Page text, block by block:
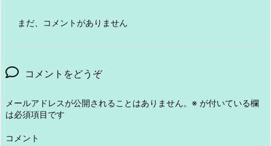
まだ、コメントがありません
コメントをどうぞ
メールアドレスが公開されることはありません。 ※ が付いている欄
は必須項目です
コメント